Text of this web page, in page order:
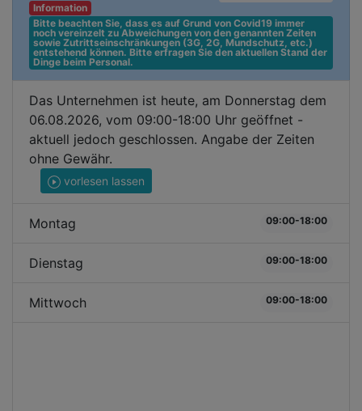
Information
Bitte beachten Sie, dass es auf Grund von Covid19 immer
noch vereinzelt zu Abweichungen von den genannten Zeiten
sowie Zutrittseinschränkungen (3G, 2G, Mundschutz, etc.)
entstehend können. Bitte erfragen Sie den aktuellen Stand der
Dinge beim Personal.
Das Unternehmen ist heute, am Donnerstag dem
06.08.2026, vom 09:00-18:00 Uhr geöffnet -
aktuell jedoch geschlossen. Angabe der Zeiten
ohne Gewähr.
vorlesen lassen
Montag 09:00-18:00
Dienstag 09:00-18:00
Mittwoch 09:00-18:00